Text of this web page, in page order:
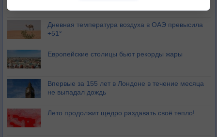
Дневная температура воздуха в ОАЭ превысила
+51°
Европейские столицы бьют рекорды жары
Впервые за 155 лет в Лондоне в течение месяца
не выпадал дождь
Лето продолжит щедро раздавать своё тепло!